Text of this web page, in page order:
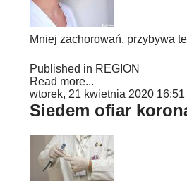
Mniej zachorowań, przybywa
Published in REGION
Read more...
wtorek, 21 kwietnia 2020 16:51
Siedem ofiar